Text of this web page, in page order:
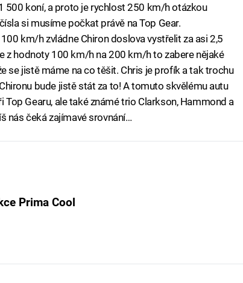
500 koní, a proto je rychlost 250 km/h otázkou
si musíme počkat právě na Top Gear.
km/h zvládne Chiron doslova vystřelit za asi 2,5
z hodnoty 100 km/h na 200 km/h to zabere nějaké
se jistě máme na co těšit. Chris je profík a tak trochu
bude jistě stát za to! A tomuto skvělému autu
Gearu, ale také známé trio Clarkson, Hammond a
nás čeká zajímavé srovnání…
Prima Cool